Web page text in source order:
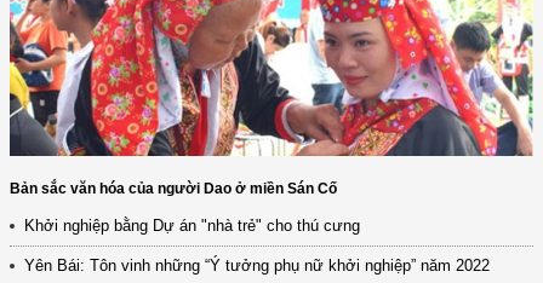
Bản sắc văn hóa của người Dao ở miền Sán Cố
Khởi nghiệp bằng Dự án "nhà trẻ" cho thú cưng
Yên Bái: Tôn vinh những “Ý tưởng phụ nữ khởi nghiệp” năm 2022